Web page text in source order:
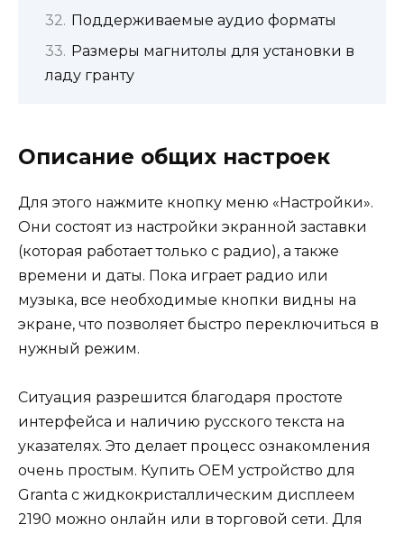
Поддерживаемые аудио форматы
Размеры магнитолы для установки в
ладу гранту
Описание общих настроек
Для этого нажмите кнопку меню «Настройки».
Они состоят из настройки экранной заставки
(которая работает только с радио), а также
времени и даты. Пока играет радио или
музыка, все необходимые кнопки видны на
экране, что позволяет быстро переключиться в
нужный режим.
Ситуация разрешится благодаря простоте
интерфейса и наличию русского текста на
указателях. Это делает процесс ознакомления
очень простым. Купить OEM устройство для
Granta с жидкокристаллическим дисплеем
2190 можно онлайн или в торговой сети. Для